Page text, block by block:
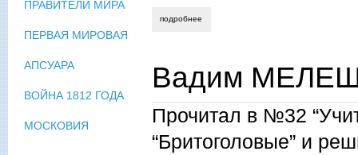
подробнее
Вадим
Прочитал в №32
“Бритоголовые” и
ПРАВИТЕЛИ МИРА
ПЕРВАЯ МИРОВАЯ
АПСУАРА
ВОЙНА 1812 ГОДА
МОСКОВИЯ